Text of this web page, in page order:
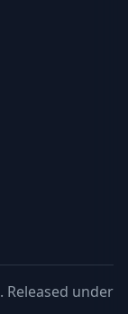
. Released under